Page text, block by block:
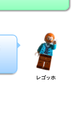
レゴッホ